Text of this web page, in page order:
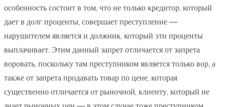
особенность состоит в том, что не только кредитор, который
дает в долг проценты, совершает преступление —
нарушителем является и должник, который эти проценты
выплачивает. Этим данный запрет отличается от запрета
воровать, поскольку там преступником является только вор, а
также от запрета продавать товар по цене, которая
существенно отличается от рыночной, клиенту, который не